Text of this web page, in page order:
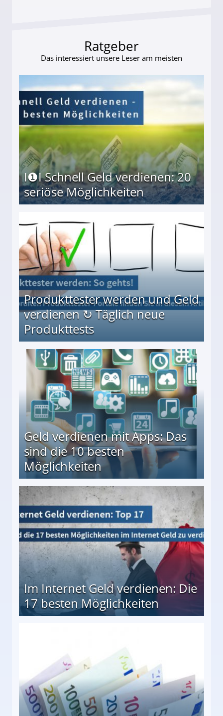
Ratgeber
Das interessiert unsere Leser am meisten
I❶I Schnell Geld verdienen: 20
seriöse Möglichkeiten
Produkttester werden und Geld
verdienen ↻ Täglich neue
Produkttests
↻ Täglich neue Produkttests
Geld verdienen mit Apps: Das
sind die 10 besten
Möglichkeiten
besten Möglichkeiten
Im Internet Geld verdienen: Die
17 besten Möglichkeiten